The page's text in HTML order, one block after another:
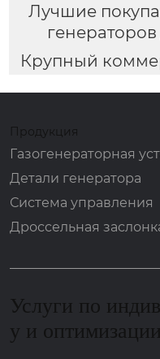
Лучшие
Крупный
Продукция
Газогенераторная
Детали генератора
Система управления
Дроссельная
Услуги по
у и